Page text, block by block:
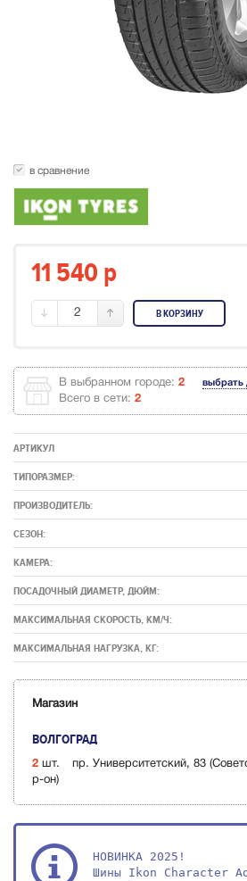
в сравнение
11 540 p
2 В КОРЗИНУ
В выбранном городе: 2 выбрать
Всего в сети: 2
АРТИКУЛ
ТИПОРАЗМЕР:
ПРОИЗВОДИТЕЛЬ:
СЕЗОН:
КАМЕРА:
ПОСАДОЧНЫЙ ДИАМЕТР, ДЮЙМ:
МАКСИМАЛЬНАЯ СКОРОСТЬ, КМ/Ч:
МАКСИМАЛЬНАЯ НАГРУЗКА, КГ:
Магазин
ВОЛГОГРАД
2 шт.
пр. Университетский, 83
р-он)
НОВИНКА 2025!
Шины Ikon Character